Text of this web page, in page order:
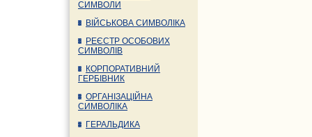
СИМВОЛИ
ВІЙСЬКОВА СИМВОЛІКА
РЕЄСТР ОСОБОВИХ
СИМВОЛІВ
КОРПОРАТИВНИЙ
ГЕРБІВНИК
ОРГАНІЗАЦІЙНА
СИМВОЛІКА
ГЕРАЛЬДИКА